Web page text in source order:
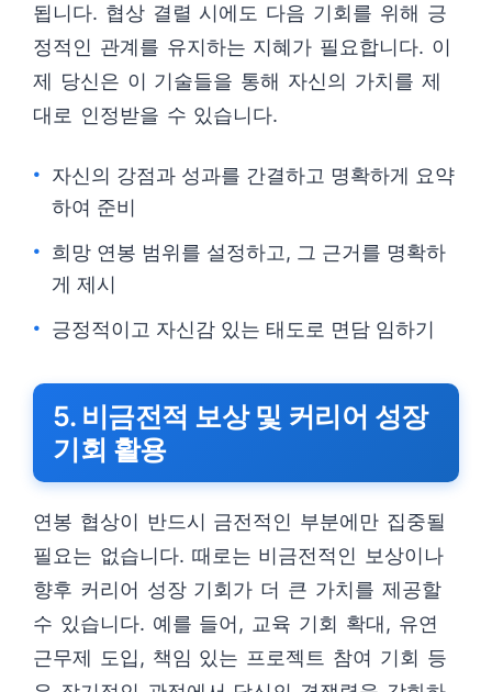
됩니다. 협상 결렬 시에도 다음 기회를 위해 긍
정적인 관계를 유지하는 지혜가 필요합니다. 이
제 당신은 이 기술들을 통해 자신의 가치를 제
대로 인정받을 수 있습니다.
자신의 강점과 성과를 간결하고 명확하게 요약
하여 준비
희망 연봉 범위를 설정하고, 그 근거를 명확하
게 제시
긍정적이고 자신감 있는 태도로 면담 임하기
5. 비금전적 보상 및 커리어 성장
기회 활용
연봉 협상이 반드시 금전적인 부분에만 집중될
필요는 없습니다. 때로는 비금전적인 보상이나
향후 커리어 성장 기회가 더 큰 가치를 제공할
수 있습니다. 예를 들어, 교육 기회 확대, 유연
근무제 도입, 책임 있는 프로젝트 참여 기회 등